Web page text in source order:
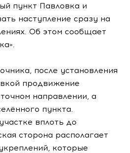
пункт Павловка и
наступление сразу на
Об этом сообщает
после установления
продвижение
направлении, а
пункта.
вплоть до
сторона располагает
которые